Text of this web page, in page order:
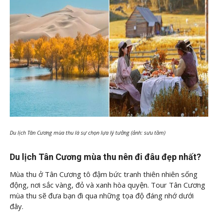
Du lịch Tân Cương mùa thu là sự chọn lựa lý tưởng (ảnh: sưu tầm)
Du lịch Tân Cương mùa thu nên đi đâu đẹp nhất?
Mùa thu ở Tân Cương tô đậm bức tranh thiên nhiên sống
động, nơi sắc vàng, đỏ và xanh hòa quyện. Tour Tân Cương
mùa thu sẽ đưa bạn đi qua những tọa độ đáng nhớ dưới
đây.